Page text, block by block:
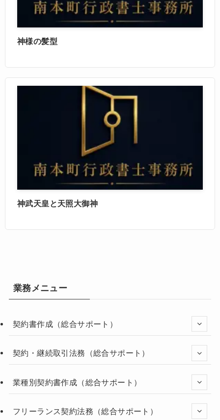
神様の髪型
神武天皇と天照大御神
業務メニュー
契約書作成（総合サポート）
契約・継続取引法務（総合サポート）
業種別契約書作成（総合サポート）
フリーランス契約法務（総合サポート）